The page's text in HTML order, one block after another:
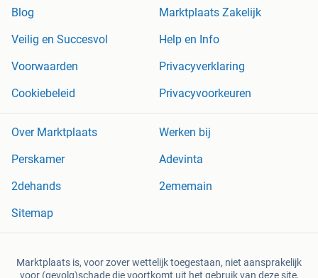
Blog
Marktplaats Zakelijk
Veilig en Succesvol
Help en Info
Voorwaarden
Privacyverklaring
Cookiebeleid
Privacyvoorkeuren
Over Marktplaats
Werken bij
Perskamer
Adevinta
2dehands
2ememain
Sitemap
Marktplaats is, voor zover wettelijk toegestaan, niet aansprakelijk
voor (gevolg)schade die voortkomt uit het gebruik van deze site,